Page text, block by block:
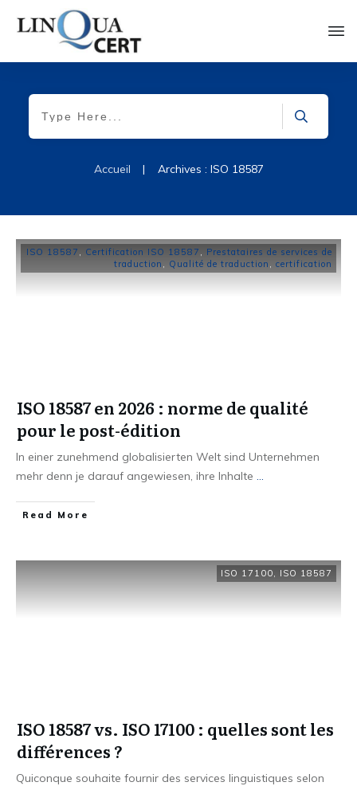
Accueil | Archives : ISO 18587
ISO 18587 , Certification ISO 18587 , Prestataires de services de
traduction , Qualité de traduction , certification
ISO 18587 en 2026 : norme de qualité
pour le post-édition
In einer zunehmend globalisierten Welt sind Unternehmen
mehr denn je darauf angewiesen, ihre Inhalte ...
Read More
ISO 17100, ISO 18587
ISO 18587 vs. ISO 17100 : quelles sont les
différences ?
Quiconque souhaite fournir des services linguistiques selon